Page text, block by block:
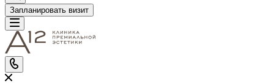
Запланировать визит